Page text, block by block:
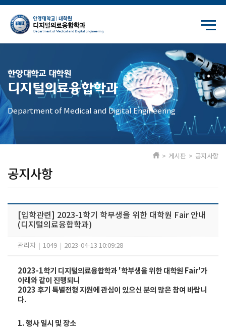
한양대학교 대학원
디지털의료융합학과
Department of Medical and Digital Engineering
공지사항
> 게시판 > 공지사항
[입학관련] 2023-1학기 학부생을 위한 대학원 Fair 안내
(디지털의료융합학과)
관리자 1049 2023-04-13 10:09:28
2023-1학기 디지털의료융합학과 '학부생을 위한 대학원 Fair'가
아래와 같이 진행되니
2023 후기 특별전형 지원에 관심이 있으신 분의 많은 참여 바랍니
다.
1. 행사 일시 및 장소